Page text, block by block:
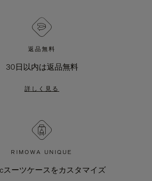
返品無料
30日以内は返品無料
詳しく見る
RIMOWA UNIQUE
スーツケースをカスタマイズ